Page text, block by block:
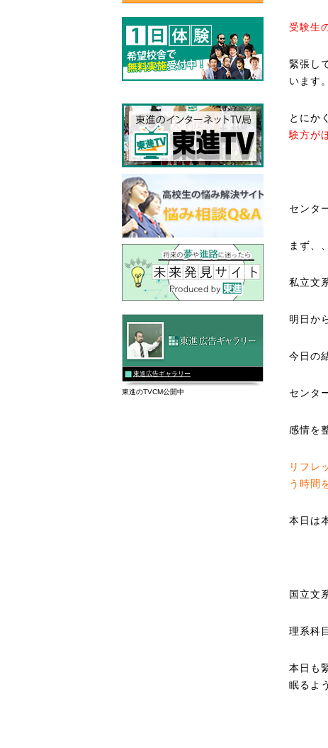
受験生
緊張し
います。
とにか
験方が
センタ
まず、
私立文
明日か
今日の
センタ
感情を
リフレ
う時間
本日は
国立文
理系科
本日も
眠るよ
東進広告ギャラリー
東進のTVCM公開中